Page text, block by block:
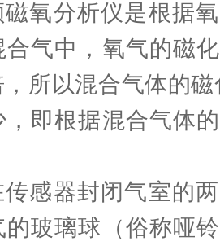
分析仪是根据氧
气中，氧气的磁
所以混合气体的
即根据混合气体
器封闭气室的两
玻璃球（俗称哑